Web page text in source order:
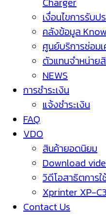
เงื่อนไขการรับป
คลังข้อมูล
ศูนย์บริการซ่อม
ตัวแทนจำหน่าย
NEWS
การชำระเงิน
แจ้งชำระเงิน
FAQ
VDO
สินค้ายอดนิยม
Download
วิดีโอสาธิตการใ
Xprinter XP-
Contact Us